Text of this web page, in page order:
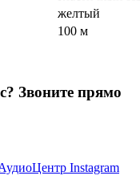
желтый
100 м
Звоните прямо